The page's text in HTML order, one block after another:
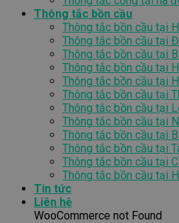
Thông tắc bồn cầu
Thông tắc bồn cầu tại
Thông tắc bồn cầu tại
Thông tắc bồn cầu tại
Thông tắc bồn cầu tại
Thông tắc bồn cầu tại
Thông tắc bồn cầu tại
Thông tắc bồn cầu tại
Thông tắc bồn cầu tại
Thông tắc bồn cầu tại
Thông tắc bồn cầu tại
Thông tắc bồn cầu tại
Thông tắc bồn cầu tại
Tin tức
Liên hệ
WooCommerce not Found